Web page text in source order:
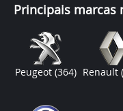
Principais marcas
Peugeot (364) Renault